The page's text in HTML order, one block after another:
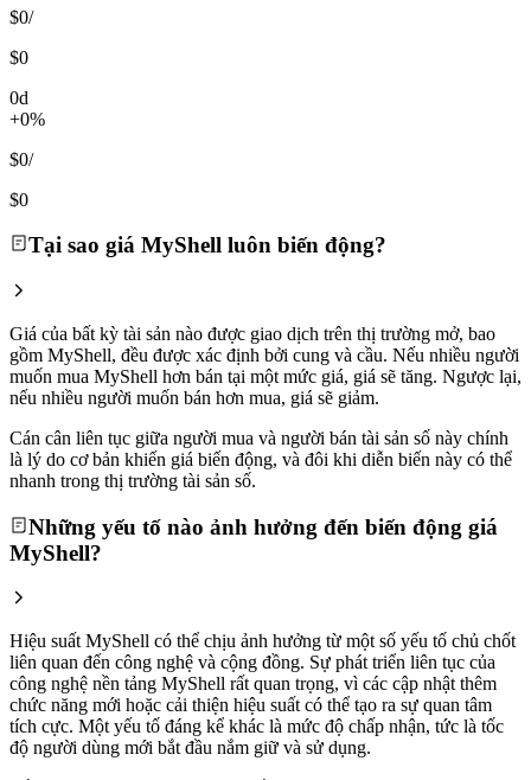
$0/
$0
0d
+0%
$0/
$0
Tại sao giá MyShell luôn biến động?
Giá của bất kỳ tài sản nào được giao dịch trên thị trường mở, bao
gồm MyShell, đều được xác định bởi cung và cầu. Nếu nhiều người
muốn mua MyShell hơn bán tại một mức giá, giá sẽ tăng. Ngược lại,
nếu nhiều người muốn bán hơn mua, giá sẽ giảm.
Cán cân liên tục giữa người mua và người bán tài sản số này chính
là lý do cơ bản khiến giá biến động, và đôi khi diễn biến này có thể
nhanh trong thị trường tài sản số.
Những yếu tố nào ảnh hưởng đến biến động giá
MyShell?
Hiệu suất MyShell có thể chịu ảnh hưởng từ một số yếu tố chủ chốt
liên quan đến công nghệ và cộng đồng. Sự phát triển liên tục của
công nghệ nền tảng MyShell rất quan trọng, vì các cập nhật thêm
chức năng mới hoặc cải thiện hiệu suất có thể tạo ra sự quan tâm
tích cực. Một yếu tố đáng kể khác là mức độ chấp nhận, tức là tốc
độ người dùng mới bắt đầu nắm giữ và sử dụng.